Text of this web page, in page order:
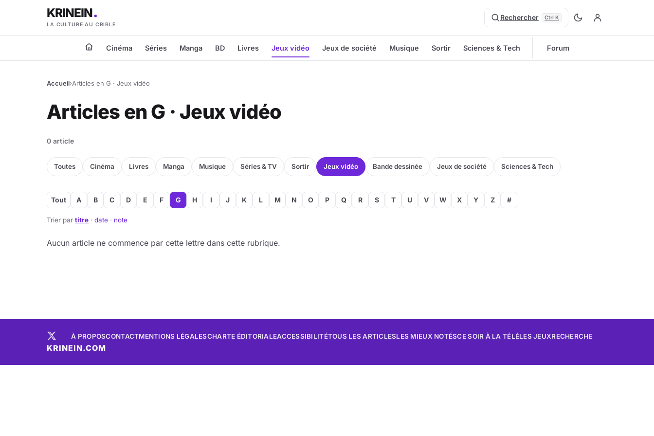
KRINEIN
LA CULTURE AU CRIBLE
Rechercher Ctrl K
Cinéma Séries Manga BD Livres Jeux vidéo Jeux de société Musique Sortir Sciences & Tech Forum
Accueil›Articles en G · Jeux vidéo
Articles en G · Jeux vidéo
0 article
Toutes Cinéma Livres Manga Musique Séries & TV Sortir Jeux vidéo Bande dessinée Jeux de société Sciences & Tech
Tout A B C D E F G H I J K L M N O P Q R S T U V W X Y Z #
Trier par titre · date · note
Aucun article ne commence par cette lettre dans cette rubrique.
À PROPOSCONTACTMENTIONS LÉGALESCHARTE ÉDITORIALEACCESSIBILITÉTOUS LES ARTICLESLES MIEUX NOTÉSCE SOIR À LA TÉLÉLES JEUXRECHERCHE
KRINEIN.COM